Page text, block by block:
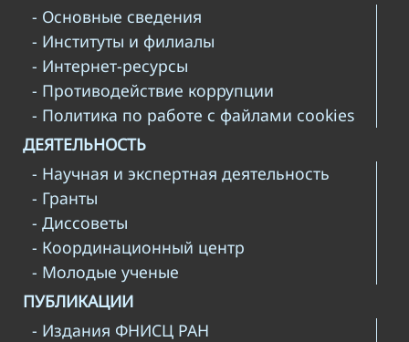
- Основные сведения
- Институты и филиалы
- Интернет-ресурсы
- Противодействие коррупции
- Политика по работе с файлами cookies
ДЕЯТЕЛЬНОСТЬ
- Научная и экспертная деятельность
- Гранты
- Диссоветы
- Координационный центр
- Молодые ученые
ПУБЛИКАЦИИ
- Издания ФНИСЦ РАН